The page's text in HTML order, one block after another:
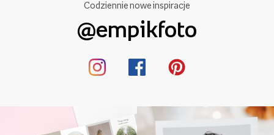
Codziennie nowe inspiracje
@empikfoto